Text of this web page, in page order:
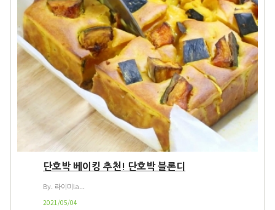
단호박 베이킹 추천! 단호박 블론디
By. 라이미la...
2021/05/04